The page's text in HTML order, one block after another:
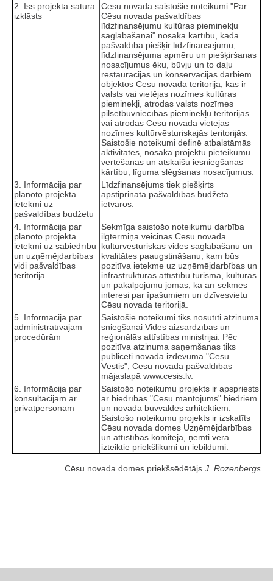
2. Īss projekta satura
izklāsts
Cēsu novada saistošie noteikumi "Par
Cēsu novada pašvaldības
līdzfinansējumu kultūras pieminekļu
saglabāšanai" nosaka kārtību, kādā
pašvaldība piešķir līdzfinansējumu,
līdzfinansējuma apmēru un piešķiršanas
nosacījumus ēku, būvju un to daļu
restaurācijas un konservācijas darbiem
objektos Cēsu novada teritorijā, kas ir
valsts vai vietējas nozīmes kultūras
pieminekļi, atrodas valsts nozīmes
pilsētbūvniecības pieminekļu teritorijās
vai atrodas Cēsu novada vietējās
nozīmes kultūrvēsturiskajās teritorijās.
Saistošie noteikumi definē atbalstāmās
aktivitātes, nosaka projektu pieteikumu
vērtēšanas un atskaišu iesniegšanas
kārtību, līguma slēgšanas nosacījumus.
3. Informācija par
plānoto projekta
ietekmi uz
pašvaldības budžetu
Līdzfinansējums tiek piešķirts
apstiprinātā pašvaldības budžeta
ietvaros.
4. Informācija par
plānoto projekta
ietekmi uz sabiedrību
un uzņēmējdarbības
vidi pašvaldības
teritorijā
Sekmīga saistošo noteikumu darbība
ilgtermiņā veicinās Cēsu novada
kultūrvēsturiskās vides saglabāšanu un
kvalitātes paaugstināšanu, kam būs
pozitīva ietekme uz uzņēmējdarbības un
infrastruktūras attīstību tūrisma, kultūras
un pakalpojumu jomās, kā arī sekmēs
interesi par īpašumiem un dzīvesvietu
Cēsu novada teritorijā.
5. Informācija par
administratīvajām
procedūrām
Saistošie noteikumi tiks nosūtīti atzinuma
sniegšanai Vides aizsardzības un
reģionālās attīstības ministrijai. Pēc
pozitīva atzinuma saņemšanas tiks
publicēti novada izdevumā "Cēsu
Vēstis", Cēsu novada pašvaldības
mājaslapā www.cesis.lv.
6. Informācija par
konsultācijām ar
privātpersonām
Saistošo noteikumu projekts ir apspriests
ar biedrības "Cēsu mantojums" biedriem
un novada būvvaldes arhitektiem.
Saistošo noteikumu projekts ir izskatīts
Cēsu novada domes Uzņēmējdarbības
un attīstības komitejā, ņemti vērā
izteiktie priekšlikumi un iebildumi.
Cēsu novada domes priekšsēdētājs J. Rozenbergs